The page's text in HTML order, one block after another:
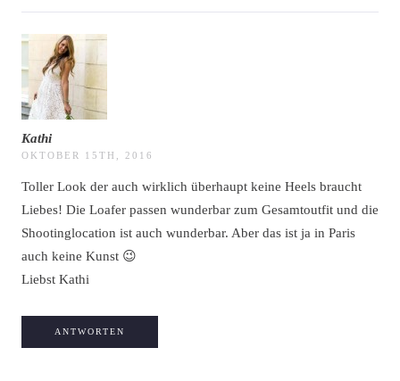
Kathi
OKTOBER 15TH, 2016
Toller Look der auch wirklich überhaupt keine Heels braucht
Liebes! Die Loafer passen wunderbar zum Gesamtoutfit und die
Shootinglocation ist auch wunderbar. Aber das ist ja in Paris
auch keine Kunst 😉
Liebst Kathi
ANTWORTEN